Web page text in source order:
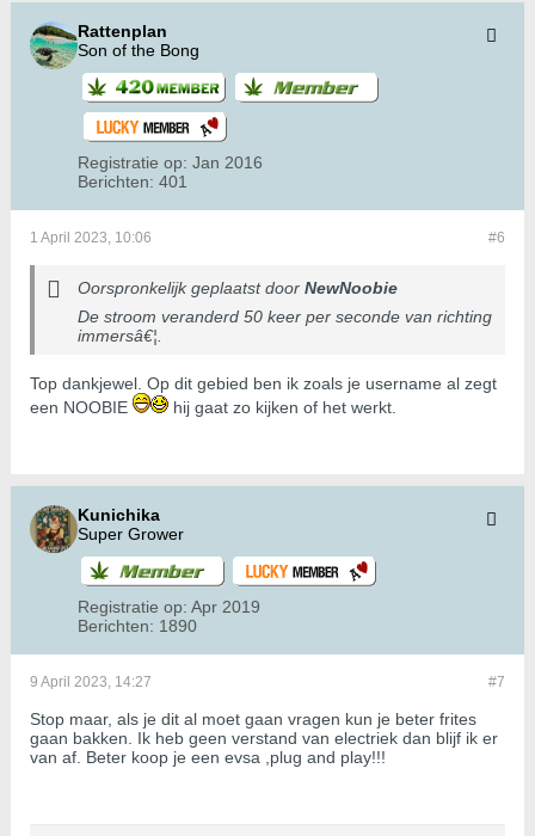
Rattenplan
Son of the Bong
Registratie op: Jan 2016
Berichten: 401
#6
1 April 2023, 10:06
Oorspronkelijk geplaatst door NewNoobie
De stroom veranderd 50 keer per seconde van richting
immersâ€¦.
Top dankjewel. Op dit gebied ben ik zoals je username al zegt
een NOOBIE
hij gaat zo kijken of het werkt.
Kunichika
Super Grower
Registratie op: Apr 2019
Berichten: 1890
#7
9 April 2023, 14:27
Stop maar, als je dit al moet gaan vragen kun je beter frites
gaan bakken. Ik heb geen verstand van electriek dan blijf ik er
van af. Beter koop je een evsa ,plug and play!!!